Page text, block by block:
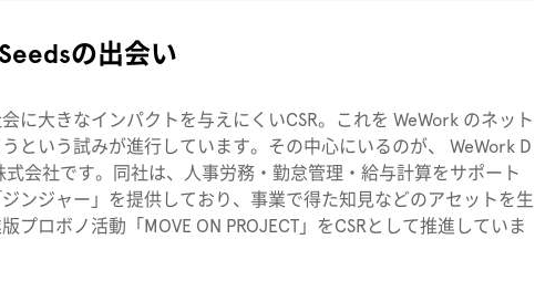
の出会い
に大きなインパクトを与えにくいCSR。これを WeWork のネット
という試みが進行しています。その中心にいるのが、 WeWork D
会社です。同社は、人事労務・勤怠管理・給与計算をサポート
ンジャー」を提供しており、事業で得た知見などのアセットを生
プロボノ活動「MOVE ON PROJECT」をCSRとして推進していま